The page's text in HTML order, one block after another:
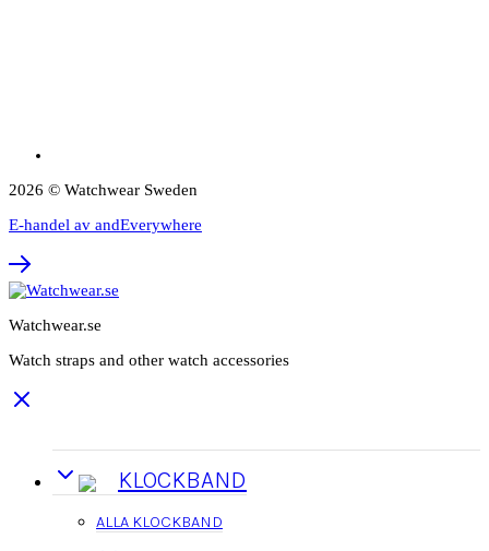
2026 © Watchwear Sweden
E-handel av andEverywhere
Watchwear.se
Watch straps and other watch accessories
KLOCKBAND
ALLA KLOCKBAND